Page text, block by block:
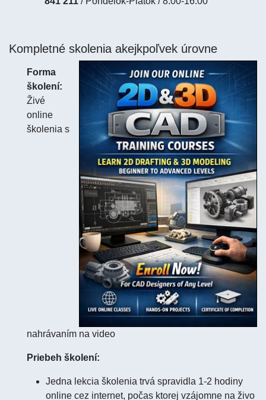
Kompletné skolenia akejkpoľvek úrovne
Forma
školení:
Živé
online
školenia s
nahrávaním na video
Priebeh školení:
Jedna lekcia školenia trvá spravidla 1-2 hodiny
online cez internet, počas ktorej vzájomne na živo